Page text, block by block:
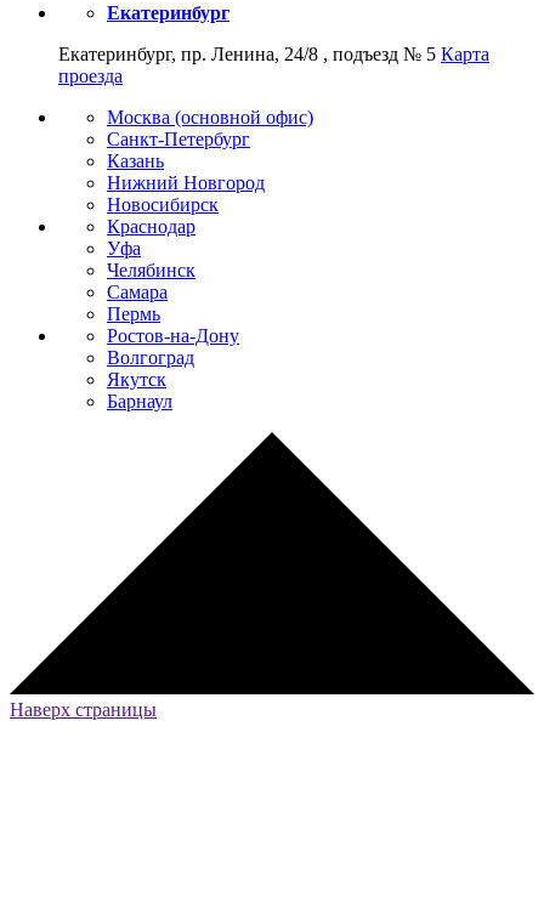
Екатеринбург
Екатеринбург, пр. Ленина, 24/8 , подъезд № 5 Карта
проезда
Москва (основной офис)
Санкт-Петербург
Казань
Нижний Новгород
Новосибирск
Краснодар
Уфа
Челябинск
Самара
Пермь
Ростов-на-Дону
Волгоград
Якутск
Барнаул
Наверх страницы